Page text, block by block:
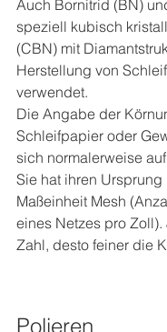
Auch Bornitrid (BN)
speziell kubisch
(CBN) mit
Herstellung von
verwendet.
Die Angabe der
Schleifpapier oder
sich normalerweise
Sie hat ihren Ursprung
Maßeinheit Mesh
eines Netzes pro
Zahl, desto feiner die
Polieren